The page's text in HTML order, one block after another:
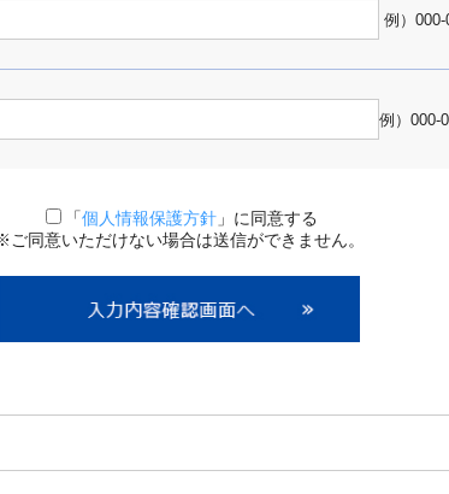
例）
例）000-
「個人情報保護方針 」に同意する
ご同意いただけない場合は送信ができません。